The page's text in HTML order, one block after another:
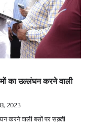
का उल्लंघन करने वाली
2023
करने वाली बसों पर सख़्ती